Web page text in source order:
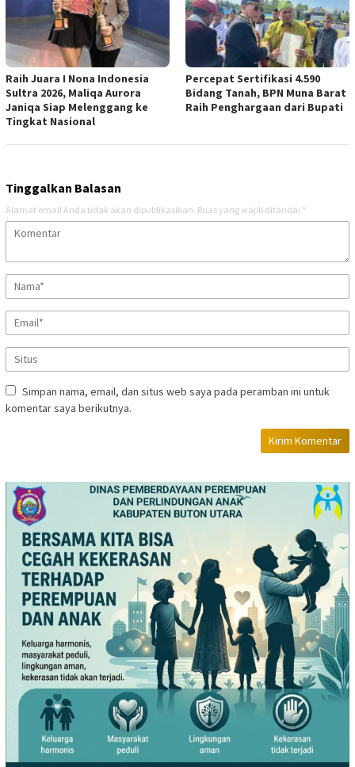
Raih Juara I Nona Indonesia
Sultra 2026, Maliqa Aurora
Janiqa Siap Melenggang ke
Tingkat Nasional
Percepat Sertifikasi 4.590
Bidang Tanah, BPN Muna Barat
Raih Penghargaan dari Bupati
Tinggalkan Balasan
Alamat email Anda tidak akan dipublikasikan. Ruas yang wajib ditandai *
Simpan nama, email, dan situs web saya pada peramban ini untuk
komentar saya berikutnya.